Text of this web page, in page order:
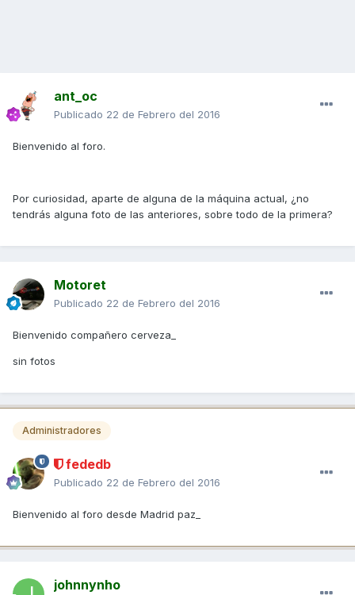
ant_oc
Publicado 22 de Febrero del 2016
Bienvenido al foro.
Por curiosidad, aparte de alguna de la máquina actual, ¿no
tendrás alguna foto de las anteriores, sobre todo de la primera?
Motoret
Publicado 22 de Febrero del 2016
Bienvenido compañero cerveza_
sin fotos
Administradores
fededb
Publicado 22 de Febrero del 2016
Bienvenido al foro desde Madrid paz_
johnnynho